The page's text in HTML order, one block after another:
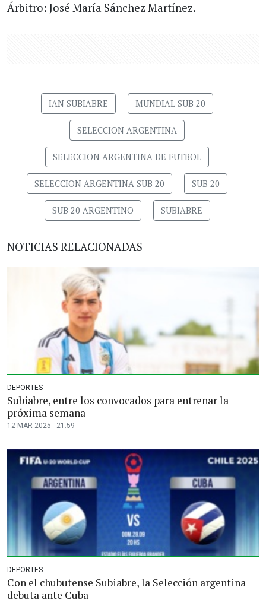
Árbitro: José María Sánchez Martínez.
IAN SUBIABRE MUNDIAL SUB 20
SELECCION ARGENTINA
SELECCION ARGENTINA DE FUTBOL
SELECCION ARGENTINA SUB 20 SUB 20
SUB 20 ARGENTINO SUBIABRE
NOTICIAS RELACIONADAS
DEPORTES
Subiabre, entre los convocados para entrenar la
próxima semana
12 MAR 2025 - 21:59
DEPORTES
Con el chubutense Subiabre, la Selección argentina
debuta ante Cuba